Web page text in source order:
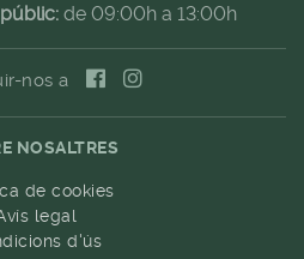
de 09:00h a 13:00h
nos a
NOSALTRES
de cookies
legal
d'ús